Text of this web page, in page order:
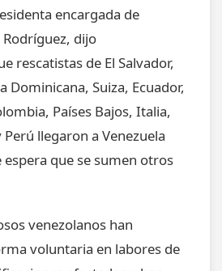
encargada de
Rodríguez, dijo
rescatistas de El Salvador,
Dominicana, Suiza, Ecuador,
Países Bajos, Italia,
llegaron a Venezuela
espera que se sumen otros
venezolanos han
voluntaria en labores de